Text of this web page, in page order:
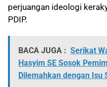
perjuangan ideologi
PDIP.
BACA JUGA : Serikat
Hasyim SE Sosok
Dilemahkan dengan Isu